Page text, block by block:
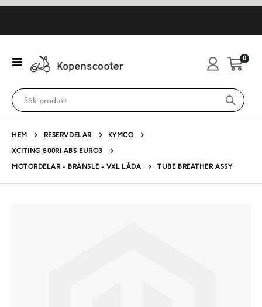
Växla
Nav
Cart
0
HEM RESERVDELAR
KYMCO
XCITING 500RI ABS EURO3
MOTORDELAR - BRÄNSLE - VXL LÅDA
TUBE BREATHER ASSY